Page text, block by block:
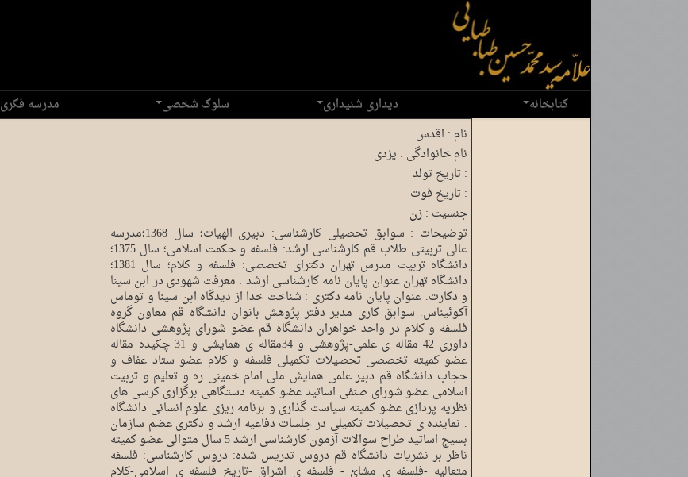
کتابخانه دیداری شنیداری سلوک شخصی مدرسه فکری
نام : اقدس
نام خانوادگی : یزدی
تاریخ تولد :
تاریخ فوت :
جنسیت :زن
توضیحات :
سوابق تحصیلی کارشناسی: دبیری الهیات؛ سال 1368؛مدرسه
عالی تربیتی طلاب قم کارشناسی ارشد: فلسفه و حکمت اسلامی؛ سال 1375؛
دانشگاه تربیت مدرس تهران دکترای تخصصی: فلسفه و کلام؛ سال 1381؛
دانشگاه تهران عنوان پایان نامه کارشناسی ارشد : معرفت شهودی در ابن سینا
و دکارت. عنوان پایان نامه دکتری : شناخت خدا از دیدگاه ابن سینا و توماس
آکوئیناس. سوابق کاری مدیر دفتر پژوهش بانوان دانشگاه قم معاون گروه
فلسفه و کلام در واحد خواهران دانشگاه قم عضو شورای پژوهشی دانشگاه
داوری 42 مقاله ی علمی-پژوهشی و 34مقاله ی همایشی و 31 چکیده مقاله
عضو کمیته تخصصی تحصیلات تکمیلی فلسفه و کلام عضو ستاد عفاف و
حجاب دانشگاه قم دبیر علمی همایش ملی امام خمینی ره و تعلیم و تربیت
اسلامی عضو شورای صنفی اساتید عضو کمیته دستگاهی برگزاری کرسی های
نظریه پردازی عضو کمیته سیاست گذاری و برنامه ریزی علوم انسانی دانشگاه
. نماینده ی تحصیلات تکمیلی در جلسات دفاعیه ارشد و دکتری عضم سازمان
بسیج اساتید طراح سوالات آزمون کارشناسی ارشد 5 سال متوالی عضو کمیته
ناظر بر نشریات دانشگاه قم دروس تدریس شده: دروس کارشناسی: فلسفه
متعالیه -فلسفه ی مشائ - فلسفه ی اشراق -تاریخ فلسفه ی اسلامی-کلام